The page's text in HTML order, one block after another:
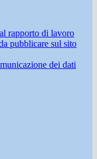
rapporto di lavoro
pubblicare sul sito
dei dati